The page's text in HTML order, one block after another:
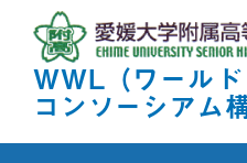
WWL（ワール
コンソーシアム